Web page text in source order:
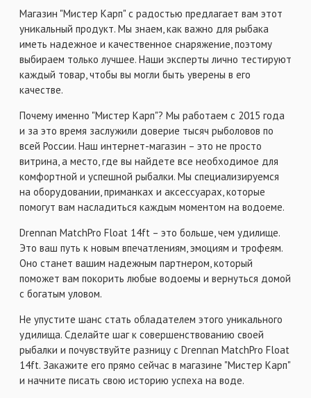
Магазин "Мистер Карп" с радостью предлагает вам этот
уникальный продукт. Мы знаем, как важно для рыбака
иметь надежное и качественное снаряжение, поэтому
выбираем только лучшее. Наши эксперты лично тестируют
каждый товар, чтобы вы могли быть уверены в его
качестве.
Почему именно "Мистер Карп"? Мы работаем с 2015 года
и за это время заслужили доверие тысяч рыболовов по
всей России. Наш интернет-магазин – это не просто
витрина, а место, где вы найдете все необходимое для
комфортной и успешной рыбалки. Мы специализируемся
на оборудовании, приманках и аксессуарах, которые
помогут вам насладиться каждым моментом на водоеме.
Drennan MatchPro Float 14ft – это больше, чем удилище.
Это ваш путь к новым впечатлениям, эмоциям и трофеям.
Оно станет вашим надежным партнером, который
поможет вам покорить любые водоемы и вернуться домой
с богатым уловом.
Не упустите шанс стать обладателем этого уникального
удилища. Сделайте шаг к совершенствованию своей
рыбалки и почувствуйте разницу с Drennan MatchPro Float
14ft. Закажите его прямо сейчас в магазине "Мистер Карп"
и начните писать свою историю успеха на воде.